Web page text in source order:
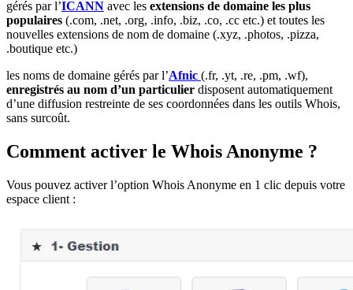
gérés par l’ICANN avec les extensions de domaine les plus
populaires (.com, .net, .org, .info, .biz, .co, .cc etc.) et toutes les
nouvelles extensions de nom de domaine (.xyz, .photos, .pizza,
.boutique etc.)
les noms de domaine gérés par l’Afnic (.fr, .yt, .re, .pm, .wf),
enregistrés au nom d’un particulier disposent automatiquement
d’une diffusion restreinte de ses coordonnées dans les outils Whois,
sans surcoût.
Comment activer le Whois Anonyme ?
Vous pouvez activer l’option Whois Anonyme en 1 clic depuis votre
espace client :